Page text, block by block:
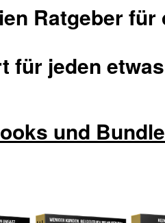
Ratgeber
für jeden
und